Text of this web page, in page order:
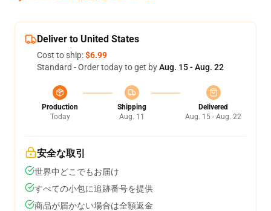
Deliver to United States
Cost to ship:$6.99
Standard - Order today to get byAug. 15 - Aug. 22
Production
Today
Shipping
Aug. 11
Delivered
Aug. 15 - Aug. 22
安全な取引
世界中どこでもお届け
すべての小包に追跡番号を提供
商品が届かない場合は全額返金